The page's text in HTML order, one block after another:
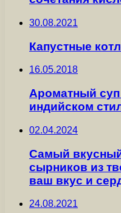
30.08.2021
Капустные
16.05.2018
Ароматный
индийском
02.04.2024
Самый
сырников из
ваш вкус и
24.08.2021